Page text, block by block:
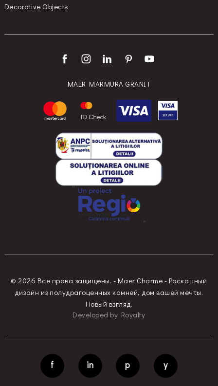
Decorative Objects
MAER MARMURA GRANIT
© 2026 Все права защищены. - Maer Charme - Роскошный
дизайн из полудрагоценных камней, дом вашей мечты.
Новый взгляд.
Developed by Royalty
f in p y